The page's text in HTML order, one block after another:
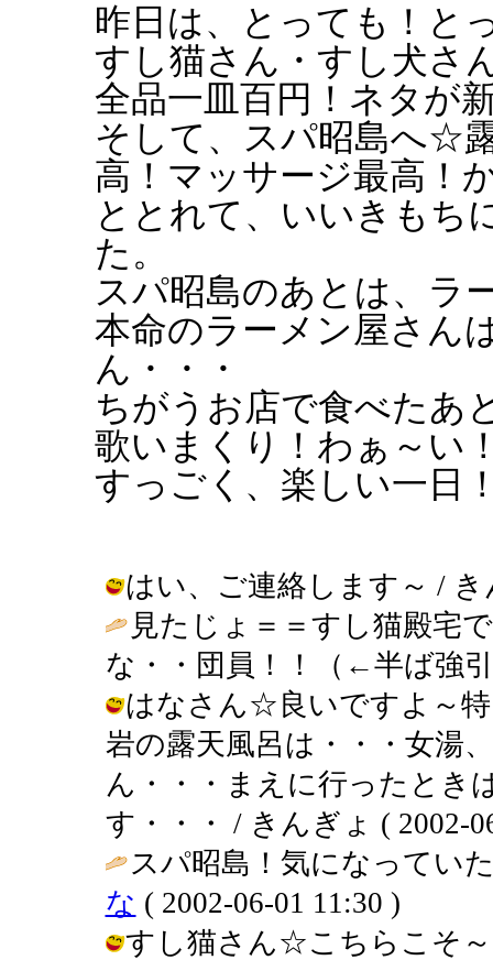
昨日は、とっても！と
すし猫さん・すし犬さ
全品一皿百円！ネタが
そして、スパ昭島へ☆
高！マッサージ最高！
ととれて、いいきもち
た。
スパ昭島のあとは、ラ
本命のラーメン屋さん
ん・・・
ちがうお店で食べたあ
歌いまくり！わぁ～い
すっごく、楽しい一日
はい、ご連絡します～ / き
見たじょ＝＝すし猫殿宅
な・・団員！！（←半ば強
はなさん☆良いですよ～
岩の露天風呂は・・・女湯
ん・・・まえに行ったとき
す・・・ / きんぎょ ( 2002-
スパ昭島！気になってい
な ( 2002-06-01 11:30 )
すし猫さん☆こちらこそ